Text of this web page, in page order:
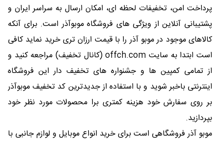
پرداخت امن، تخفیفات لحظه ای، امکان ارسال به سراسر ایران و
پشتیبانی آنلاین از ویژگی های فروشگاه موبوآذر است. برای آنکه
کالاهای موجود در موبو آذر را با قیمت ارزان تری خرید نماید کافی
است ابتدا به سایت offch.com (کانال تخفیف) مراجعه کنید و
از تمامی کمپین ها و جشنواره های تخفیف دار این فروشگاه
اینترنتی باخبر شوید و با استفاده از جدیدترین کد تخفیف موبوآذر
بر روی سفارش خود هزینه کمتری برا محصولات مورد نظر خود
بپردازید.
موبو آذر فروشگاهی است برای خرید انواع موبایل و لوازم جانبی با